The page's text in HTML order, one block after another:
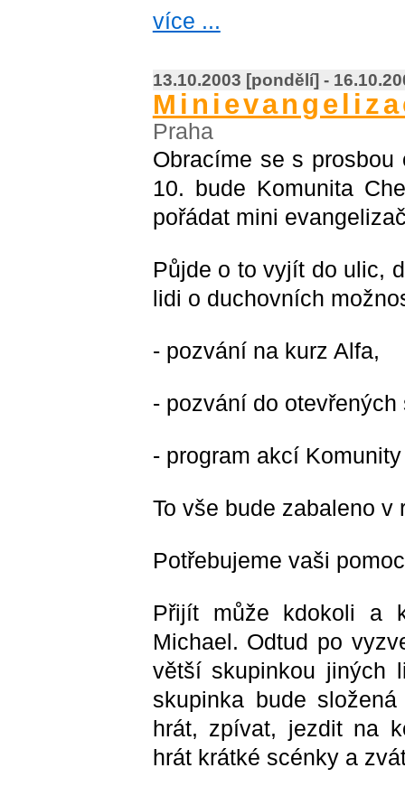
více ...
13.10.2003 [pondělí] -
Praha
Obracíme se s
10. bude Komunita
pořádat mini
Půjde o to vyjít do ulic,
lidi o duchovních
- pozvání na kurz Alfa,
- pozvání do
- program akcí
To vše bude zabaleno
Potřebujeme vaši
Přijít může kdokoli a
Michael. Odtud po
větší skupinkou jiných
skupinka bude
hrát, zpívat, jezdit na
hrát krátké scénky a